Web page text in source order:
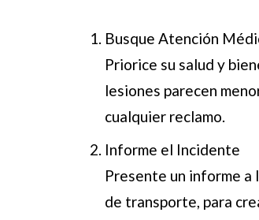
Busque Atención
Priorice su salud y
lesiones parecen
cualquier reclamo.
Informe el Incidente
Presente un informe a
de transporte, para